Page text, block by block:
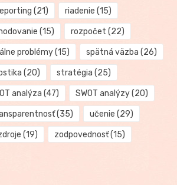
(21) riadenie (15)
(15) rozpočet (22)
problémy(15) spätná väzba (26)
(20) stratégia (25)
analýza (47) SWOT analýzy(20)
(35) učenie (29)
(19) zodpovednosť(15)